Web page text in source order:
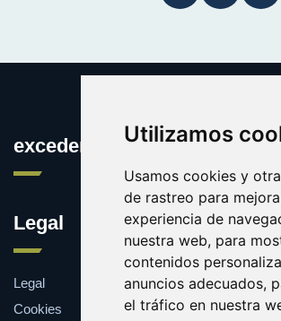
Utilizamos
Usamos cookies y
de rastreo para
experiencia de
nuestra web, para
contenidos
anuncios adecuados,
el tráfico en nuestra
excedentes.es
Legal
Legal
Cookies